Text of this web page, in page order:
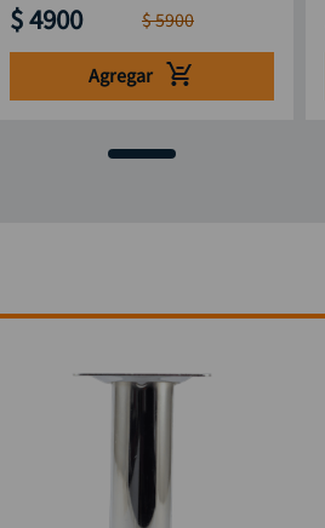
$4900 $5900
Agregar